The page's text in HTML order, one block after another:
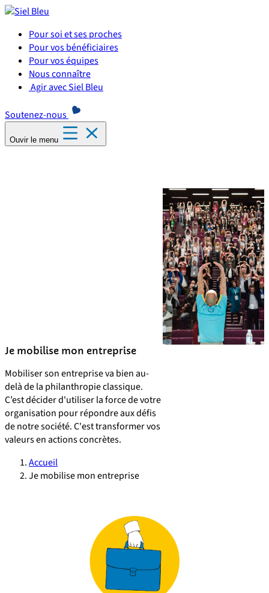
Pour soi et ses proches
Pour vos bénéficiaires
Pour vos équipes
Nous connaître
Agir avec Siel Bleu
Soutenez-nous
Ouvir le menu
Je mobilise mon entreprise
Mobiliser son entreprise va bien au-
delà de la philanthropie classique.
C’est décider d'utiliser la force de votre
organisation pour répondre aux défis
de notre société. C'est transformer vos
valeurs en actions concrètes.
Accueil
Je mobilise mon entreprise
Panneau de gestion des cookies